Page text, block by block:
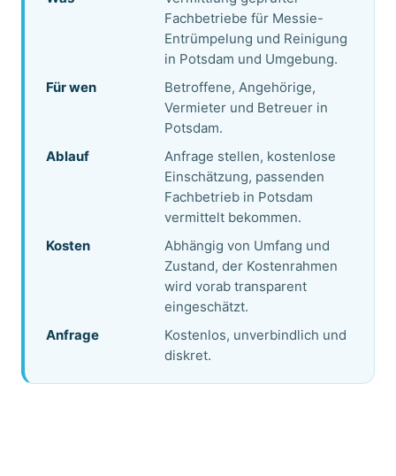
Fachbetriebe für Messie-
Entrümpelung und Reinigung
in Potsdam und Umgebung.
Für wen
Betroffene, Angehörige,
Vermieter und Betreuer in
Potsdam.
Ablauf
Anfrage stellen, kostenlose
Einschätzung, passenden
Fachbetrieb in Potsdam
vermittelt bekommen.
Kosten
Abhängig von Umfang und
Zustand, der Kostenrahmen
wird vorab transparent
eingeschätzt.
Anfrage
Kostenlos, unverbindlich und
diskret.